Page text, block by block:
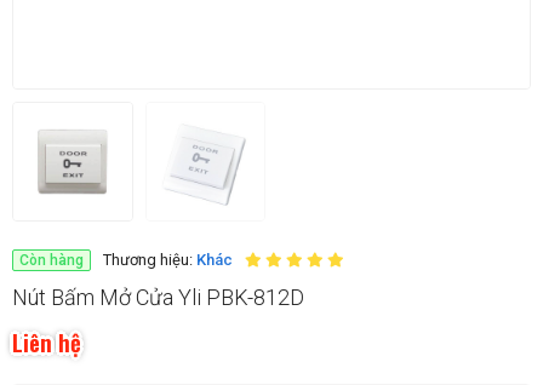
Còn hàng Thương hiệu: Khác
Nút Bấm Mở Cửa Yli PBK-812D
Liên hệ